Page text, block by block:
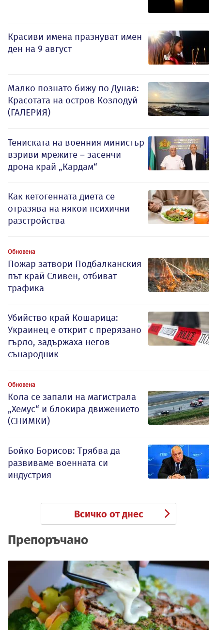
Красиви имена празнуват имен
ден на 9 август
Малко познато бижу по Дунав:
Красотата на остров Козлодуй
(ГАЛЕРИЯ)
Тениската на военния министър
взриви мрежите – засенчи
дрона край „Кардам“
Как кетогенната диета се
отразява на някои психични
разстройства
Обновена
Пожар затвори Подбалканския
път край Сливен, отбиват
трафика
Убийство край Кошарица:
Украинец е открит с прерязано
гърло, задържаха негов
сънародник
Обновена
Кола се запали на магистрала
„Хемус“ и блокира движението
(СНИМКИ)
Бойко Борисов: Трябва да
развиваме военната си
индустрия
Всичко от днес
Препоръчано